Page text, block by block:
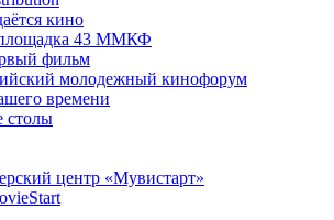
кино
43 ММКФ
фильм
молодежный кинофорум
времени
столы
центр «Мувистарт»